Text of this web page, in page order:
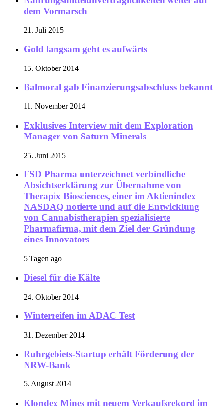
dem Vormarsch
21. Juli 2015
Gold langsam geht es aufwärts
15. Oktober 2014
Balmoral gab Finanzierungsabschluss bekannt
11. November 2014
Exklusives Interview mit dem Exploration
Manager von Saturn Minerals
25. Juni 2015
FSD Pharma unterzeichnet verbindliche
Absichtserklärung zur Übernahme von
Therapix Biosciences, einer im Aktienindex
NASDAQ notierte und auf die Entwicklung
von Cannabistherapien spezialisierte
Pharmafirma, mit dem Ziel der Gründung
eines Innovators
5 Tagen ago
Diesel für die Kälte
24. Oktober 2014
Winterreifen im ADAC Test
31. Dezember 2014
Ruhrgebiets-Startup erhält Förderung der
NRW-Bank
5. August 2014
Klondex Mines mit neuem Verkaufsrekord im